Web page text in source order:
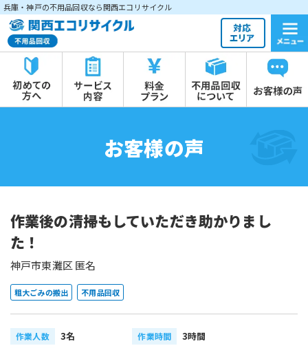
兵庫・神戸の不用品回収なら関西エコリサイクル
お客様の声
作業後の清掃もしていただき助かりまし
た！
神戸市東灘区 匿名
粗大ごみの搬出 不用品回収
作業人数 3名 作業時間 3時間